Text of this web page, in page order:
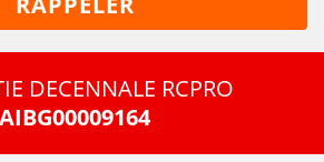
DECENNALE RCPRO
AIBG00009164